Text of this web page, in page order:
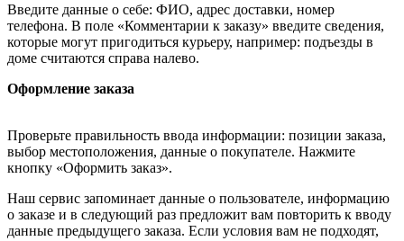
Введите данные о себе: ФИО, адрес доставки, номер
телефона. В поле «Комментарии к заказу» введите сведения,
которые могут пригодиться курьеру, например: подъезды в
доме считаются справа налево.
Оформление заказа
Проверьте правильность ввода информации: позиции заказа,
выбор местоположения, данные о покупателе. Нажмите
кнопку «Оформить заказ».
Наш сервис запоминает данные о пользователе, информацию
о заказе и в следующий раз предложит вам повторить к вводу
данные предыдущего заказа. Если условия вам не подходят,